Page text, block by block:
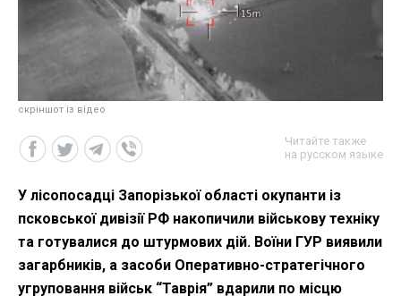
скріншот із відео
Читайте также
на русском языке
У лісопосадці Запорізької області окупанти із
псковської дивізії РФ накопичили військову техніку
та готувалися до штурмових дій. Воїни ГУР виявили
загарбників, а засоби Оперативно-стратегічного
угруповання військ “Таврія” вдарили по місцю